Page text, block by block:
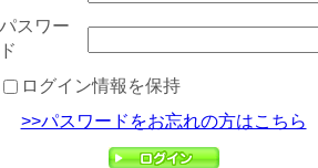
パスワー
ド
ログイン情報を保持
>>パスワードをお忘れの方はこちら